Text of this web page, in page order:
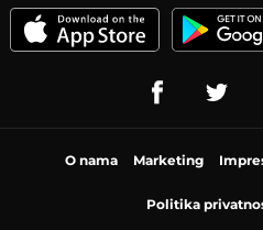
O nama Marketing
Politika